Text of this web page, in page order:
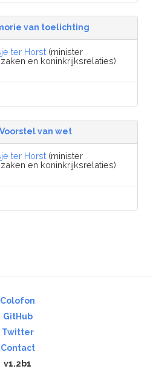
van toelichting
ter Horst (minister
en koninkrijksrelaties)
Voorstel van wet
ter Horst (minister
en koninkrijksrelaties)
Colofon
GitHub
Twitter
Contact
v1.2b1